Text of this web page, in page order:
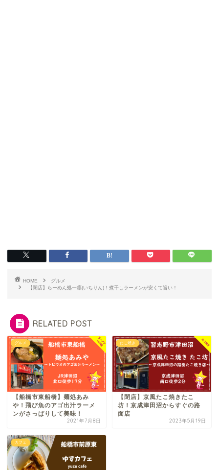
HOME
グルメ
【閉店】らーめん処一凛(いちりん)！煮干しラーメンが安くて旨い！
RELATED POST
グルメ
【船橋市東船橋】麺処あみ
や！飛び魚のアゴ出汁ラーメ
ンがさっぱりして美味！
2021年7月8日
たこ焼き
【閉店】京風たこ焼きたこ
坊！京成津田沼からすぐの路
面店
2023年5月19日
カフェ